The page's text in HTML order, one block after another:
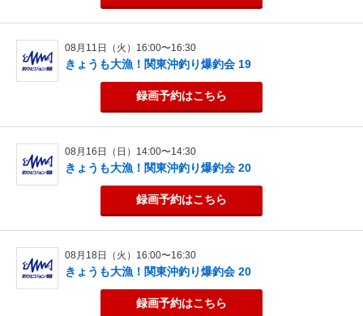
08月11日（火）16:00〜16:30
きょうも大漁！関東沖釣り爆釣会 19
録画予約はこちら
08月16日（日）14:00〜14:30
きょうも大漁！関東沖釣り爆釣会 20
録画予約はこちら
08月18日（火）16:00〜16:30
きょうも大漁！関東沖釣り爆釣会 20
録画予約はこちら